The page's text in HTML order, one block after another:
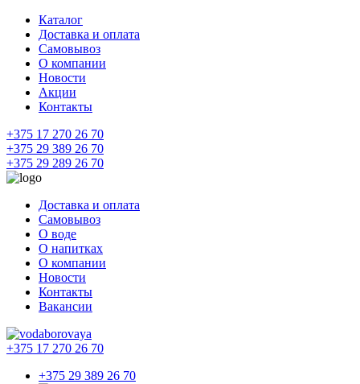
Каталог
Доставка и оплата
Самовывоз
О компании
Новости
Акции
Контакты
+375 17 270 26 70
+375 29 389 26 70
+375 29 289 26 70
Доставка и оплата
Самовывоз
О воде
О напитках
О компании
Новости
Контакты
Вакансии
+375 17 270 26 70
+375 29 389 26 70